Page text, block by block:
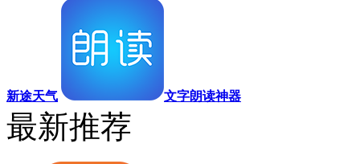
新途天气 文字朗读神器
最新推荐